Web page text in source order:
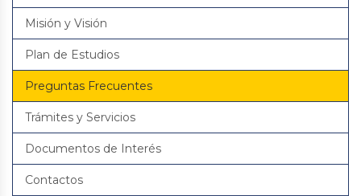
Misión y Visión
Plan de Estudios
Preguntas Frecuentes
Trámites y Servicios
Documentos de Interés
Contactos